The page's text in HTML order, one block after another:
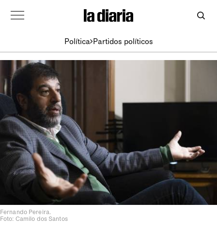
Política Partidos políticos
Fernando Pereira.
Foto: Camilo dos Santos